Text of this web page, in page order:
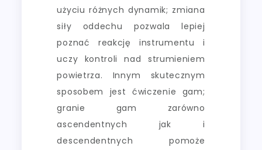
użyciu różnych dynamik; zmiana
siły oddechu pozwala lepiej
poznać reakcję instrumentu i
uczy kontroli nad strumieniem
powietrza. Innym skutecznym
sposobem jest ćwiczenie gam;
granie gam zarówno
ascendentnych jak i
descendentnych pomoże